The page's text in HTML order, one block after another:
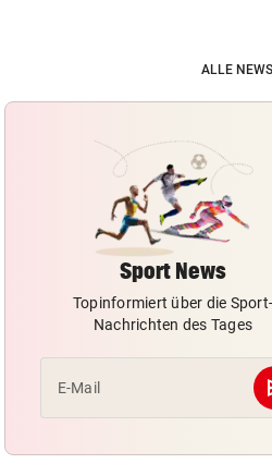
ALLE
Sport News
Topinformiert über die Sport-
Nachrichten des Tages
E-Mail